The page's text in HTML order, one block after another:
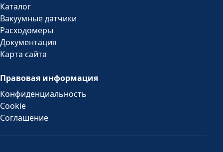
Каталог
Вакуумные датчики
Расходомеры
Документация
Карта сайта
Правовая информация
Конфиденциальность
Cookie
Соглашение